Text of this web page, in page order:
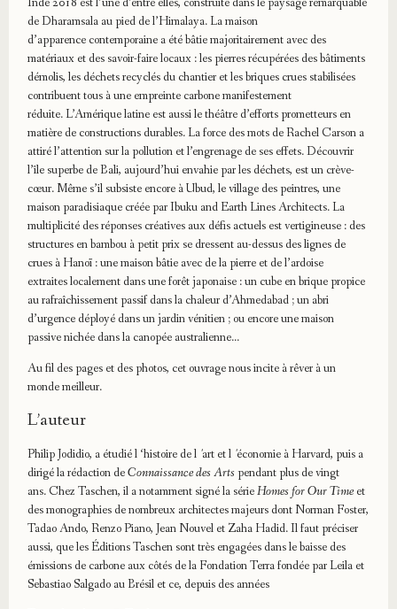
de Dharamsala au pied de l’Himalaya. La maison
d’apparence contemporaine a été bâtie majoritairement avec des
matériaux et des savoir-faire locaux : les pierres récupérées des bâtiments
démolis, les déchets recyclés du chantier et les briques crues stabilisées
contribuent tous à une empreinte carbone manifestement
réduite. L’Amérique latine est aussi le théâtre d’efforts prometteurs en
matière de constructions durables. La force des mots de Rachel Carson a
attiré l’attention sur la pollution et l’engrenage de ses effets. Découvrir
l’île superbe de Bali, aujourd’hui envahie par les déchets, est un crève-
cœur. Même s’il subsiste encore à Ubud, le village des peintres, une
maison paradisiaque créée par Ibuku and Earth Lines Architects. La
multiplicité des réponses créatives aux défis actuels est vertigineuse : des
structures en bambou à petit prix se dressent au-dessus des lignes de
crues à Hanoï : une maison bâtie avec de la pierre et de l’ardoise
extraites localement dans une forêt japonaise : un cube en brique propice
au rafraîchissement passif dans la chaleur d’Ahmedabad ; un abri
d’urgence déployé dans un jardin vénitien ; ou encore une maison
passive nichée dans la canopée australienne…
Au fil des pages et des photos, cet ouvrage nous incite à rêver à un
monde meilleur.
L’auteur
Philip Jodidio, a étudié l ‘histoire de lʼart et lʼéconomie à Harvard, puis a
dirigé la rédaction deConnaissance des Artspendant plus de vingt
ans. Chez Taschen, il a notamment signé la sérieHomes for Our Time et
des monographies de nombreux architectes majeurs dont Norman Foster,
Tadao Ando, Renzo Piano, Jean Nouvel et Zaha Hadid. Il faut préciser
aussi, que les Éditions Taschen sont très engagées dans le baisse des
émissions de carbone aux côtés de la Fondation Terra fondée par Leila et
Sebastiao Salgado au Brésil et ce, depuis des années